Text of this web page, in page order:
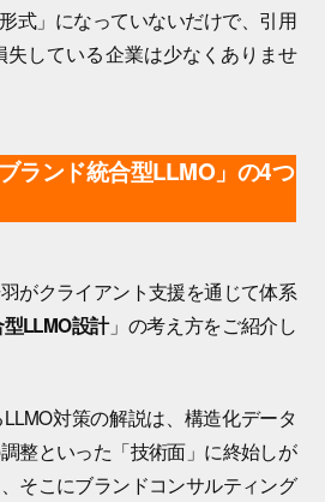
式」になっていないだけで、引用
失している企業は少なくありませ
ランド統合型LLMO」の4つ
がクライアント支援を通じて体系
LLMO設計」の考え方をご紹介し
対策の解説は、構造化データ
整といった「技術面」に終始しが
そこにブランドコンサルティング